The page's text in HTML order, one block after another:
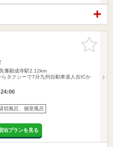
お気に入
りに追加
藩願成寺駅2.12km
らタクシーで7分九州自動車道人吉ICか
切風呂、個室風呂
泊プランを見る